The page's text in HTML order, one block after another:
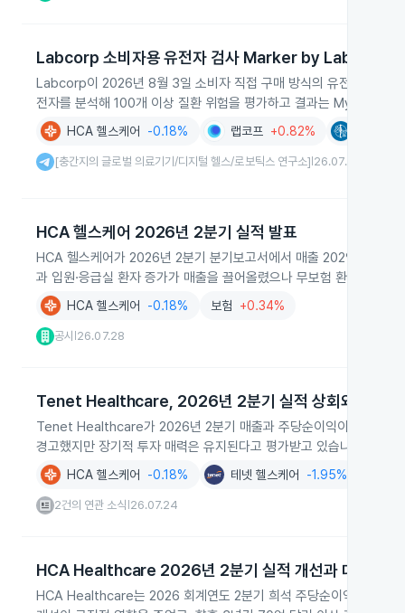
Labcorp 소비자용 유전자 검사 Marker by Labcorp
Labcorp이 2026년 8월 3일 소비자 직접 구매 방식의 유전자 건강
전자를 분석해 100개 이상 질환 위험을 평가하고 결과는
HCA 헬스케어 -0.18% 랩코프 +0.82%
[충간지의 글로벌 의료기기/디지털 헬스/로보틱스 연구소] 26.07.28
HCA 헬스케어 2026년 2분기 실적 발표
HCA 헬스케어가 2026년 2분기 분기보고서에서 매출 202억3,000
과 입원·응급실 환자 증가가 매출을 끌어올렸으나 무보험 환자 급증
HCA 헬스케어 -0.18% 보험 +0.34%
공시 26.07.28
Tenet Healthcare, 2026년 2분기 실적 상회와 가이던
Tenet Healthcare가 2026년 2분기 매출과 주당순이익이 예상치를
경고했지만 장기적 투자 매력은 유지된다고 평가받고 있습니다.
HCA 헬스케어 -0.18% 테넷 헬스케어 -1.95%
2건의 연관 소식 26.07.24
HCA Healthcare 2026년 2분기 실적 개선과 대규모 투
HCA Healthcare는 2026 회계연도 2분기 희석 주당순이익이 전년